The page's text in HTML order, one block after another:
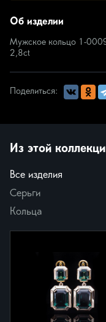
Об изделии
Мужское кольцо 1-
2,8ct
Поделиться:
Из этой
Все изделия
Серьги
Кольца